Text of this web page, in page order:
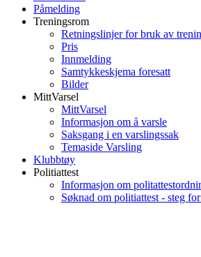
Påmelding
Treningsrom
Retningslinjer for bruk av
Pris
Innmelding
Samtykkeskjema foresatt
Bilder
MittVarsel
MittVarsel
Informasjon om å varsle
Saksgang i en varslingssak
Temaside Varsling
Klubbtøy
Politiattest
Informasjon om
Søknad om politiattest - steg